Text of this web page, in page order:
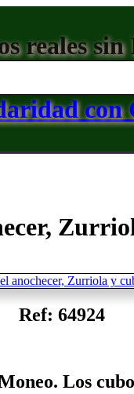
reales sin
Ref: 64924
Los